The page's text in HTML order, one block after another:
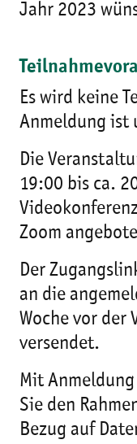
Jahr 2023
Es wird keine
Anmeldung ist
Die
19:00 bis ca.
Zoom
Der
an die
Woche vor der
versendet.
Mit
Sie den
Bezug auf